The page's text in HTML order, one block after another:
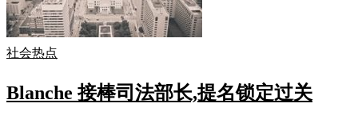
社会热点
Blanche 接棒司法部长,提名锁定过关